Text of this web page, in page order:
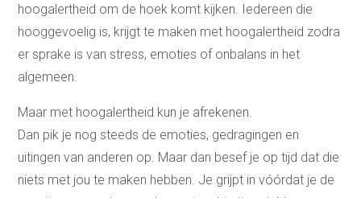
hoogalertheid om de hoek komt kijken. Iedereen die
hooggevoelig is, krijgt te maken met hoogalertheid zodra
er sprake is van stress, emoties of onbalans in het
algemeen.
Maar met hoogalertheid kun je afrekenen.
Dan pik je nog steeds de emoties, gedragingen en
uitingen van anderen op. Maar dan besef je op tijd dat die
niets met jou te maken hebben. Je grijpt in vóórdat je de